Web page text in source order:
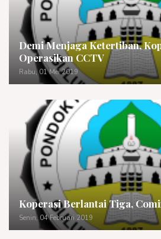
Demi Menjaga Ketertiban,
Operasikan CCTV
Rabu, 01 Mei 2019
Koperasi Berlantai Tiga,
Senin, 04 Februari 2019